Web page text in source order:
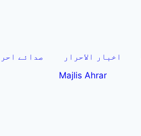
اخبار الاحرار صدائے